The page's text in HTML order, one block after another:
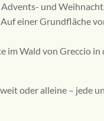
und
einer Grundfläche
im Wald von Greccio
oder alleine – jede